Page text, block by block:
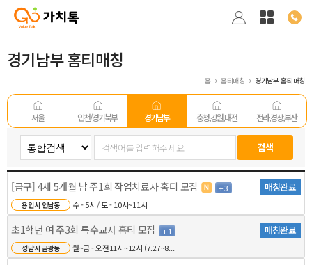
경기남부 홈티매칭
홈 홈티매칭 경기남부 홈티매칭
서울 인천/경기 북부 경기남부 충청,강원,대전 전라,경상,부산
[급구] 4세 5개월 남 주1회 작업치료사 홈티 모집 + 3 매칭완료
용인시 언남동 수 - 5시 / 토 - 10시~11시
초1학년 여 주3회 특수교사 홈티 모집 + 1 매칭완료
성남시 금광동 월~금 - 오전11시~12시 (7.27~8...